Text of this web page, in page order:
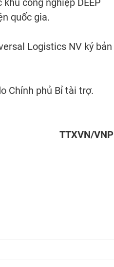
công nghiệp DEEP
quốc gia.
Logistics NV ký bản
Chính phủ Bỉ tài trợ.
TTXVN/VNP